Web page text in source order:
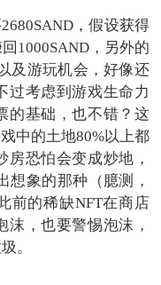
，假设获得
1000SAND，另外的
及游玩机会，好像还
过考虑到游戏生命力
的基础，也不错？这
中的土地80%以上都
房恐怕会变成炒地，
象的那种（臆测，
前的稀缺NFT在商店
沫，也要警惕泡沫，
。